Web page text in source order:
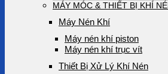
MÁY MÓC & THIẾT BỊ KHÍ
Máy Nén Khí
Máy nén khí piston
Máy nén khí trục vít
Thiết Bị Xử Lý Khí Nén